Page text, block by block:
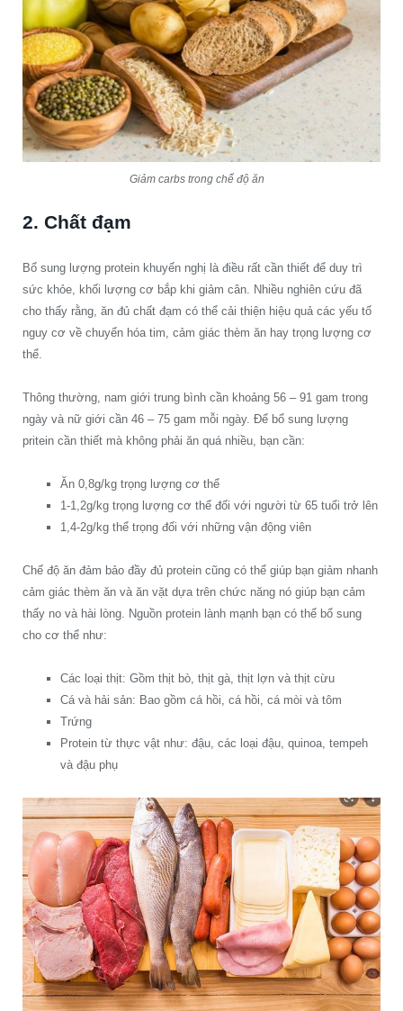
Giảm carbs trong chế độ ăn
2. Chất đạm
Bổ sung lượng protein khuyến nghị là điều rất cần thiết để duy trì
sức khỏe, khối lượng cơ bắp khi giảm cân. Nhiều nghiên cứu đã
cho thấy rằng, ăn đủ chất đạm có thể cải thiện hiệu quả các yếu tố
nguy cơ về chuyển hóa tim, cảm giác thèm ăn hay trọng lượng cơ
thể.
Thông thường, nam giới trung bình cần khoảng 56 – 91 gam trong
ngày và nữ giới cần 46 – 75 gam mỗi ngày. Để bổ sung lượng
pritein cần thiết mà không phải ăn quá nhiều, bạn cần:
Ăn 0,8g/kg trọng lượng cơ thể
1-1,2g/kg trọng lượng cơ thể đối với người từ 65 tuổi trở lên
1,4-2g/kg thể trọng đối với những vận động viên
Chế độ ăn đảm bảo đầy đủ protein cũng có thể giúp bạn giảm nhanh
cảm giác thèm ăn và ăn vặt dựa trên chức năng nó giúp bạn cảm
thấy no và hài lòng. Nguồn protein lành mạnh bạn có thể bổ sung
cho cơ thể như:
Các loại thịt: Gồm thịt bò, thịt gà, thịt lợn và thịt cừu
Cá và hải sản: Bao gồm cá hồi, cá hồi, cá mòi và tôm
Trứng
Protein từ thực vật như: đậu, các loại đậu, quinoa, tempeh
và đậu phụ